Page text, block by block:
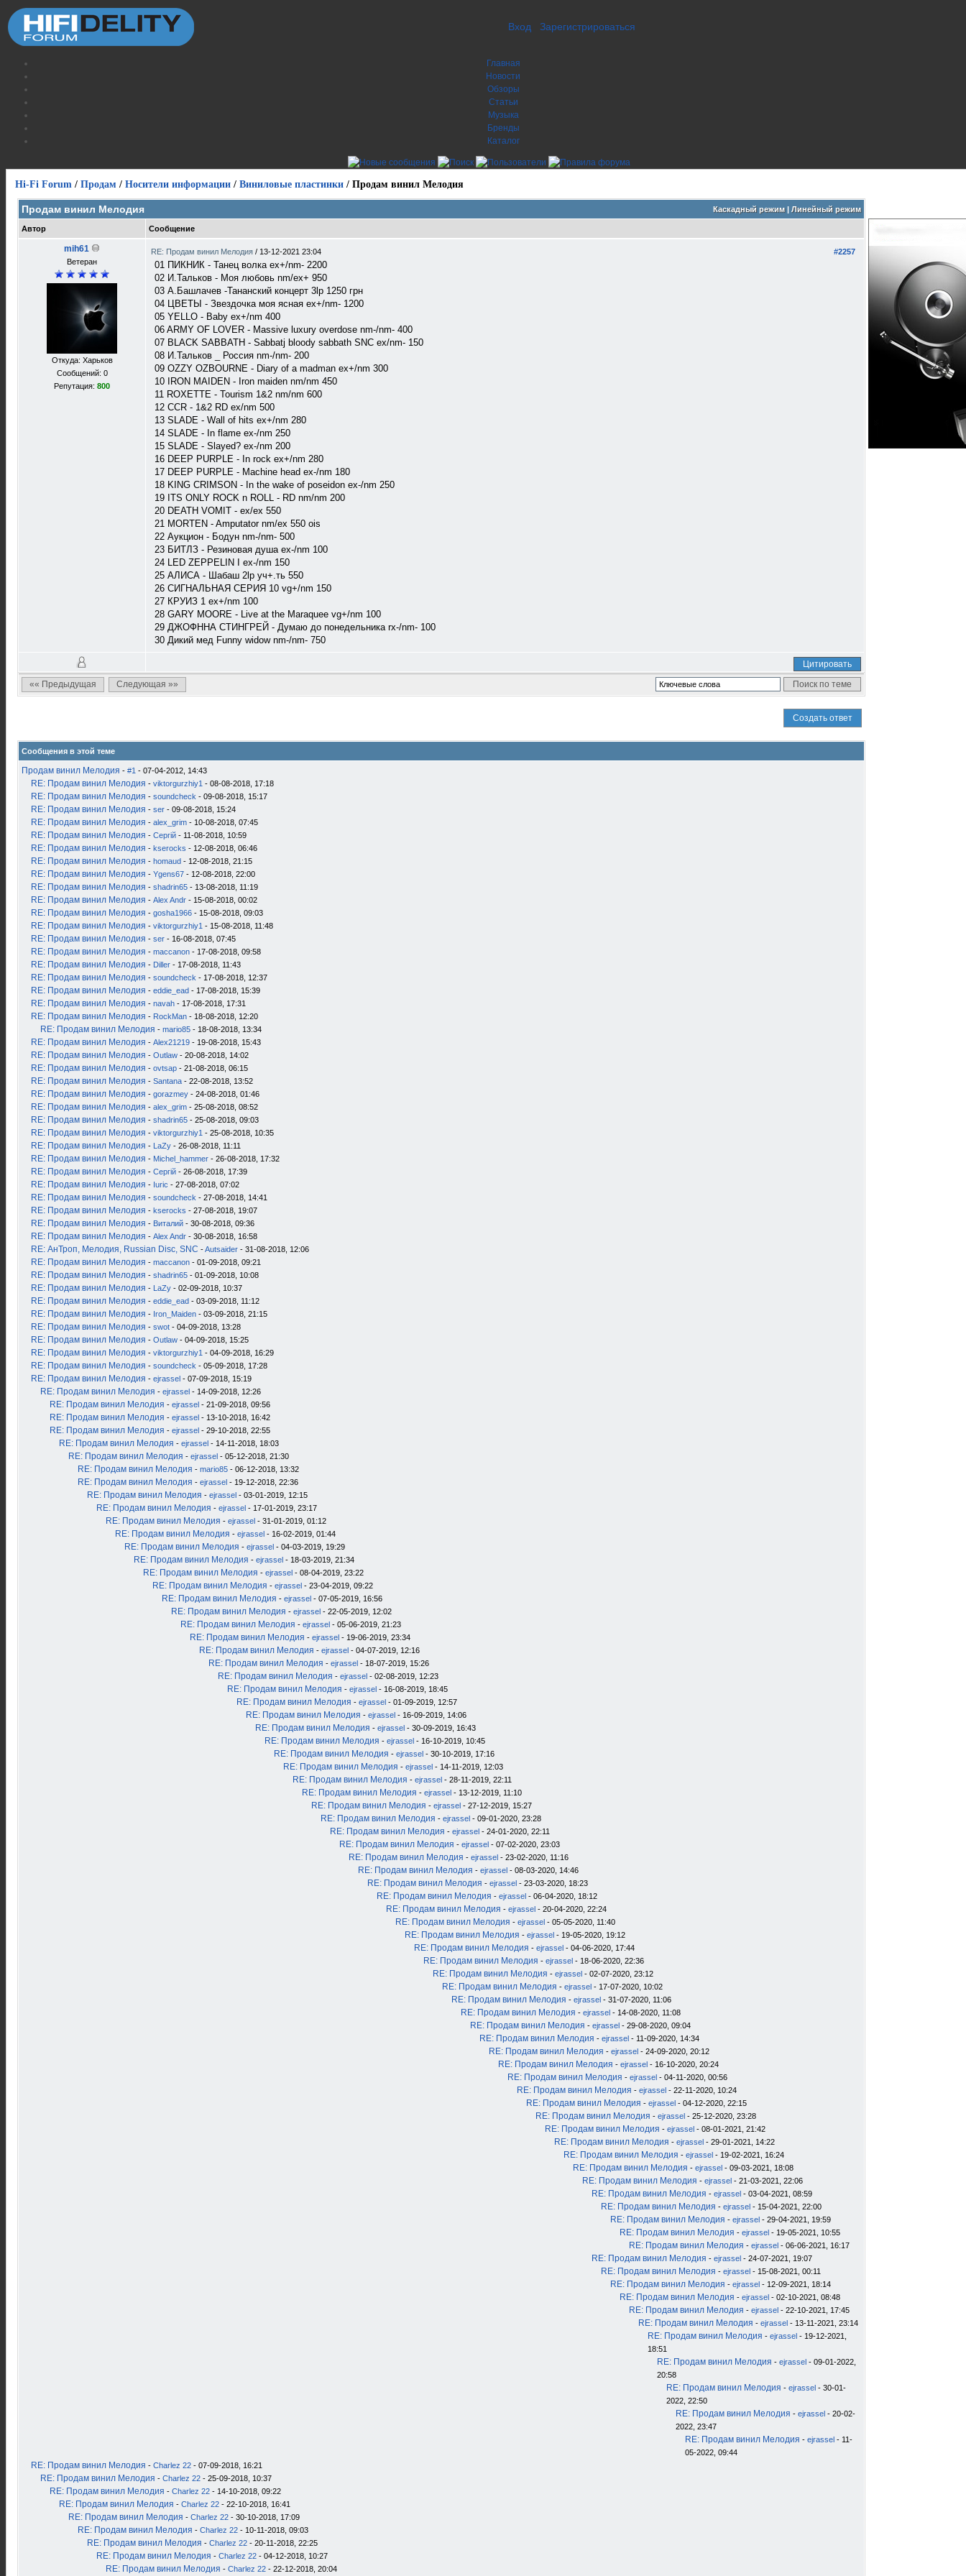
Вход Зарегистрироваться
Главная
Новости
Обзоры
Статьи
Музыка
Бренды
Каталог
Hi-Fi Forum / Продам / Носители информации / Виниловые пластинки / Продам винил Мелодия
Каскадный режим| Линейный режим
Продам винил Мелодия
Автор Сообщение
mih61
Ветеран
Откуда: Харьков
Сообщений: 0
Репутация: 800
#2257
RE: Продам винил Мелодия / 13-12-2021 23:04
01 ПИКНИК - Танец волка ex+/nm- 2200
02 И.Тальков - Моя любовь nm/ex+ 950
03 А.Башлачев -Тананский концерт 3lp 1250 грн
04 ЦВЕТЫ - Звездочка моя ясная ех+/nm- 1200
05 YELLO - Baby ex+/nm 400
06 ARMY OF LOVER - Massive luxury overdose nm-/nm- 400
07 BLACK SABBATH - Sabbatj bloody sabbath SNC ex/nm- 150
08 И.Тальков _ Россия nm-/nm- 200
09 OZZY OZBOURNE - Diary of a madman ex+/nm 300
10 IRON MAIDEN - Iron maiden nm/nm 450
11 ROXETTE - Tourism 1&2 nm/nm 600
12 CCR - 1&2 RD ex/nm 500
13 SLADE - Wall of hits ex+/nm 280
14 SLADE - In flame ex-/nm 250
15 SLADE - Slayed? ex-/nm 200
16 DEEP PURPLE - In rock ex+/nm 280
17 DEEP PURPLE - Machine head ex-/nm 180
18 KING CRIMSON - In the wake of poseidon ex-/nm 250
19 ITS ONLY ROCK n ROLL - RD nm/nm 200
20 DEATH VOMIT - ex/ex 550
21 MORTEN - Amputator nm/ex 550 ois
22 Аукцион - Бодун nm-/nm- 500
23 БИТЛЗ - Резиновая душа ex-/nm 100
24 LED ZEPPELIN I ex-/nm 150
25 АЛИСА - Шабаш 2lp уч+.ть 550
26 СИГНАЛЬНАЯ СЕРИЯ 10 vg+/nm 150
27 КРУИЗ 1 ex+/nm 100
28 GARY MOORE - Live at the Maraquee vg+/nm 100
29 ДЖОФННА СТИНГРЕЙ - Думаю до понедельника rx-/nm- 100
30 Дикий мед Funny widow nm-/nm- 750
Цитировать
«« Предыдущая
Следующая »»
Создать ответ
Сообщения в этой теме
Продам винил Мелодия - #1 - 07-04-2012, 14:43
RE: Продам винил Мелодия - viktorgurzhiy1 - 08-08-2018, 17:18
RE: Продам винил Мелодия - soundcheck - 09-08-2018, 15:17
RE: Продам винил Мелодия - ser - 09-08-2018, 15:24
RE: Продам винил Мелодия - alex_grim - 10-08-2018, 07:45
RE: Продам винил Мелодия - Сергій - 11-08-2018, 10:59
RE: Продам винил Мелодия - kserocks - 12-08-2018, 06:46
RE: Продам винил Мелодия - homaud - 12-08-2018, 21:15
RE: Продам винил Мелодия - Ygens67 - 12-08-2018, 22:00
RE: Продам винил Мелодия - shadrin65 - 13-08-2018, 11:19
RE: Продам винил Мелодия - Alex Andr - 15-08-2018, 00:02
RE: Продам винил Мелодия - gosha1966 - 15-08-2018, 09:03
RE: Продам винил Мелодия - viktorgurzhiy1 - 15-08-2018, 11:48
RE: Продам винил Мелодия - ser - 16-08-2018, 07:45
RE: Продам винил Мелодия - maccanon - 17-08-2018, 09:58
RE: Продам винил Мелодия - Diller - 17-08-2018, 11:43
RE: Продам винил Мелодия - soundcheck - 17-08-2018, 12:37
RE: Продам винил Мелодия - eddie_ead - 17-08-2018, 15:39
RE: Продам винил Мелодия - navah - 17-08-2018, 17:31
RE: Продам винил Мелодия - RockMan - 18-08-2018, 12:20
RE: Продам винил Мелодия - mario85 - 18-08-2018, 13:34
RE: Продам винил Мелодия - Alex21219 - 19-08-2018, 15:43
RE: Продам винил Мелодия - Outlaw - 20-08-2018, 14:02
RE: Продам винил Мелодия - ovtsap - 21-08-2018, 06:15
RE: Продам винил Мелодия - Santana - 22-08-2018, 13:52
RE: Продам винил Мелодия - gorazmey - 24-08-2018, 01:46
RE: Продам винил Мелодия - alex_grim - 25-08-2018, 08:52
RE: Продам винил Мелодия - shadrin65 - 25-08-2018, 09:03
RE: Продам винил Мелодия - viktorgurzhiy1 - 25-08-2018, 10:35
RE: Продам винил Мелодия - LaZy - 26-08-2018, 11:11
RE: Продам винил Мелодия - Michel_hammer - 26-08-2018, 17:32
RE: Продам винил Мелодия - Сергій - 26-08-2018, 17:39
RE: Продам винил Мелодия - Iuric - 27-08-2018, 07:02
RE: Продам винил Мелодия - soundcheck - 27-08-2018, 14:41
RE: Продам винил Мелодия - kserocks - 27-08-2018, 19:07
RE: Продам винил Мелодия - Виталий - 30-08-2018, 09:36
RE: Продам винил Мелодия - Alex Andr - 30-08-2018, 16:58
RE: АнТроп, Мелодия, Russian Disc, SNC -Autsaider - 31-08-2018, 12:06
RE: Продам винил Мелодия - maccanon - 01-09-2018, 09:21
RE: Продам винил Мелодия - shadrin65 - 01-09-2018, 10:08
RE: Продам винил Мелодия - LaZy - 02-09-2018, 10:37
RE: Продам винил Мелодия - eddie_ead - 03-09-2018, 11:12
RE: Продам винил Мелодия - Iron_Maiden - 03-09-2018, 21:15
RE: Продам винил Мелодия - swot - 04-09-2018, 13:28
RE: Продам винил Мелодия - Outlaw - 04-09-2018, 15:25
RE: Продам винил Мелодия - viktorgurzhiy1 - 04-09-2018, 16:29
RE: Продам винил Мелодия - soundcheck - 05-09-2018, 17:28
RE: Продам винил Мелодия - ejrassel - 07-09-2018, 15:19
RE: Продам винил Мелодия - ejrassel - 14-09-2018, 12:26
RE: Продам винил Мелодия - ejrassel - 21-09-2018, 09:56
RE: Продам винил Мелодия - ejrassel - 13-10-2018, 16:42
RE: Продам винил Мелодия - ejrassel - 29-10-2018, 22:55
RE: Продам винил Мелодия - ejrassel - 14-11-2018, 18:03
RE: Продам винил Мелодия - ejrassel - 05-12-2018, 21:30
RE: Продам винил Мелодия - mario85 - 06-12-2018, 13:32
RE: Продам винил Мелодия - ejrassel - 19-12-2018, 22:36
RE: Продам винил Мелодия - ejrassel - 03-01-2019, 12:15
RE: Продам винил Мелодия - ejrassel - 17-01-2019, 23:17
RE: Продам винил Мелодия - ejrassel - 31-01-2019, 01:12
RE: Продам винил Мелодия - ejrassel - 16-02-2019, 01:44
RE: Продам винил Мелодия - ejrassel - 04-03-2019, 19:29
RE: Продам винил Мелодия - ejrassel - 18-03-2019, 21:34
RE: Продам винил Мелодия - ejrassel - 08-04-2019, 23:22
RE: Продам винил Мелодия - ejrassel - 23-04-2019, 09:22
RE: Продам винил Мелодия - ejrassel - 07-05-2019, 16:56
RE: Продам винил Мелодия - ejrassel - 22-05-2019, 12:02
RE: Продам винил Мелодия - ejrassel - 05-06-2019, 21:23
RE: Продам винил Мелодия - ejrassel - 19-06-2019, 23:34
RE: Продам винил Мелодия - ejrassel - 04-07-2019, 12:16
RE: Продам винил Мелодия - ejrassel - 18-07-2019, 15:26
RE: Продам винил Мелодия - ejrassel - 02-08-2019, 12:23
RE: Продам винил Мелодия - ejrassel - 16-08-2019, 18:45
RE: Продам винил Мелодия - ejrassel - 01-09-2019, 12:57
RE: Продам винил Мелодия - ejrassel - 16-09-2019, 14:06
RE: Продам винил Мелодия - ejrassel - 30-09-2019, 16:43
RE: Продам винил Мелодия - ejrassel - 16-10-2019, 10:45
RE: Продам винил Мелодия - ejrassel - 30-10-2019, 17:16
RE: Продам винил Мелодия - ejrassel - 14-11-2019, 12:03
RE: Продам винил Мелодия - ejrassel - 28-11-2019, 22:11
RE: Продам винил Мелодия - ejrassel - 13-12-2019, 11:10
RE: Продам винил Мелодия - ejrassel - 27-12-2019, 15:27
RE: Продам винил Мелодия - ejrassel - 09-01-2020, 23:28
RE: Продам винил Мелодия - ejrassel - 24-01-2020, 22:11
RE: Продам винил Мелодия - ejrassel - 07-02-2020, 23:03
RE: Продам винил Мелодия - ejrassel - 23-02-2020, 11:16
RE: Продам винил Мелодия - ejrassel - 08-03-2020, 14:46
RE: Продам винил Мелодия - ejrassel - 23-03-2020, 18:23
RE: Продам винил Мелодия - ejrassel - 06-04-2020, 18:12
RE: Продам винил Мелодия - ejrassel - 20-04-2020, 22:24
RE: Продам винил Мелодия - ejrassel - 05-05-2020, 11:40
RE: Продам винил Мелодия - ejrassel - 19-05-2020, 19:12
RE: Продам винил Мелодия - ejrassel - 04-06-2020, 17:44
RE: Продам винил Мелодия - ejrassel - 18-06-2020, 22:36
RE: Продам винил Мелодия - ejrassel - 02-07-2020, 23:12
RE: Продам винил Мелодия - ejrassel - 17-07-2020, 10:02
RE: Продам винил Мелодия - ejrassel - 31-07-2020, 11:06
RE: Продам винил Мелодия - ejrassel - 14-08-2020, 11:08
RE: Продам винил Мелодия - ejrassel - 29-08-2020, 09:04
RE: Продам винил Мелодия - ejrassel - 11-09-2020, 14:34
RE: Продам винил Мелодия - ejrassel - 24-09-2020, 20:12
RE: Продам винил Мелодия - ejrassel - 16-10-2020, 20:24
RE: Продам винил Мелодия - ejrassel - 04-11-2020, 00:56
RE: Продам винил Мелодия - ejrassel - 22-11-2020, 10:24
RE: Продам винил Мелодия - ejrassel - 04-12-2020, 22:15
RE: Продам винил Мелодия - ejrassel - 25-12-2020, 23:28
RE: Продам винил Мелодия - ejrassel - 08-01-2021, 21:42
RE: Продам винил Мелодия - ejrassel - 29-01-2021, 14:22
RE: Продам винил Мелодия - ejrassel - 19-02-2021, 16:24
RE: Продам винил Мелодия - ejrassel - 09-03-2021, 18:08
RE: Продам винил Мелодия - ejrassel - 21-03-2021, 22:06
RE: Продам винил Мелодия - ejrassel - 03-04-2021, 08:59
RE: Продам винил Мелодия - ejrassel - 15-04-2021, 22:00
RE: Продам винил Мелодия - ejrassel - 29-04-2021, 19:59
RE: Продам винил Мелодия - ejrassel - 19-05-2021, 10:55
RE: Продам винил Мелодия - ejrassel - 06-06-2021, 16:17
RE: Продам винил Мелодия - ejrassel - 24-07-2021, 19:07
RE: Продам винил Мелодия - ejrassel - 15-08-2021, 00:11
RE: Продам винил Мелодия - ejrassel - 12-09-2021, 18:14
RE: Продам винил Мелодия - ejrassel - 02-10-2021, 08:48
RE: Продам винил Мелодия - ejrassel - 22-10-2021, 17:45
RE: Продам винил Мелодия - ejrassel - 13-11-2021, 23:14
RE: Продам винил Мелодия - ejrassel - 19-12-2021,
18:51
RE: Продам винил Мелодия - ejrassel - 09-01-2022,
20:58
RE: Продам винил Мелодия - ejrassel - 30-01-
2022, 22:50
RE: Продам винил Мелодия - ejrassel - 20-02-
2022, 23:47
RE: Продам винил Мелодия - ejrassel - 11-
05-2022, 09:44
RE: Продам винил Мелодия - Charlez 22 - 07-09-2018, 16:21
RE: Продам винил Мелодия - Charlez 22 - 25-09-2018, 10:37
RE: Продам винил Мелодия - Charlez 22 - 14-10-2018, 09:22
RE: Продам винил Мелодия - Charlez 22 - 22-10-2018, 16:41
RE: Продам винил Мелодия - Charlez 22 - 30-10-2018, 17:09
RE: Продам винил Мелодия - Charlez 22 - 10-11-2018, 09:03
RE: Продам винил Мелодия - Charlez 22 - 20-11-2018, 22:25
RE: Продам винил Мелодия - Charlez 22 - 04-12-2018, 10:27
RE: Продам винил Мелодия - Charlez 22 - 22-12-2018, 20:04